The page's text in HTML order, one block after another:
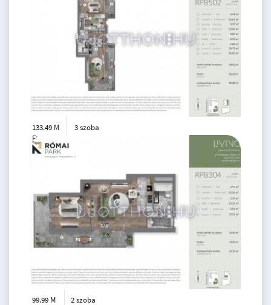
133.49 M
Ft
68 m2
3 szoba
99.99 M
2 szoba